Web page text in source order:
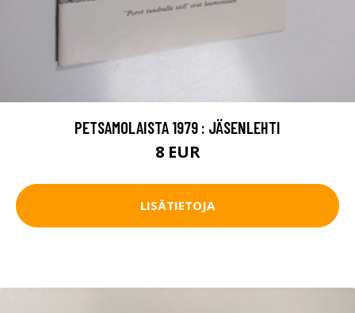
PETSAMOLAISTA 1979 : JÄSENLEHTI
8 EUR
LISÄTIETOJA